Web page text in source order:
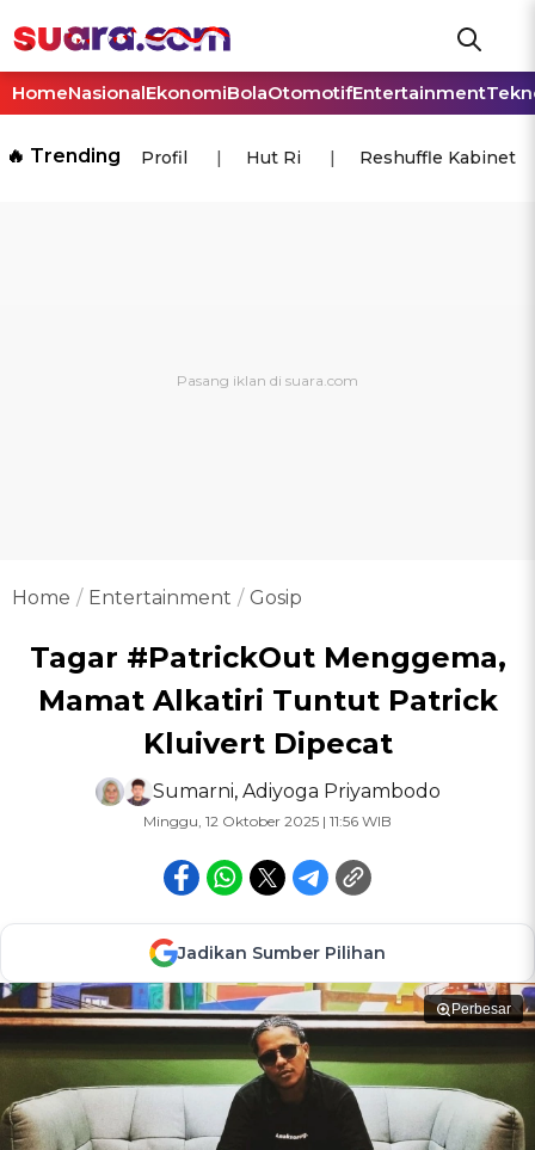
HomeNasionalEkonomiBolaOtomotifEntertainment
🔥 Trending Profil Hut Ri Reshuffle Kabinet
Home Entertainment Gosip
Tagar #PatrickOut Menggema,
Mamat Alkatiri Tuntut Patrick
Kluivert Dipecat
Sumarni, Adiyoga Priyambodo
Minggu, 12 Oktober 2025 | 11:56 WIB
Jadikan Sumber Pilihan
Perbesar